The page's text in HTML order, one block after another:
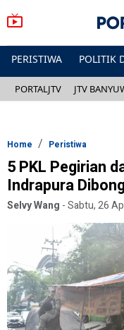
PERISTIWA POLITIK
PORTALJTV JTV
Home Peristiwa
5 PKL Pegirian
Indrapura
Selvy Wang -Sabtu, 26